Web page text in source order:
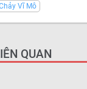
Vĩ Mô
QUAN